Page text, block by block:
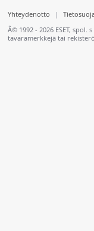
Yhteydenotto |
Â© 1992 - 2026 ESET,
tavaramerkkejä tai